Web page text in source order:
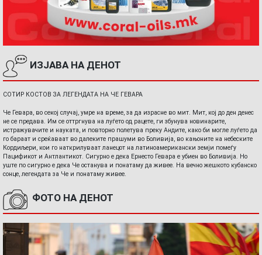
ИЗЈАВА НА ДЕНОТ
СОТИР КОСТОВ ЗА ЛЕГЕНДАТА НА ЧЕ ГЕВАРА
Че Гевара, во секој случај, умре на време, за да израсне во мит. Мит, кој до ден денес
не се предава. Им се оттргнува на луѓето од рацете, ги збунува новинарите,
истражувачите и науката, и повторно полетува преку Андите, како би могле луѓето да
го бараат и среќаваат во далеките прашуми во Боливија, во кањоните на небеските
Кордиљери, кои го наткрилуваат ланецот на латиноамерикански земји помеѓу
Пацификот и Антлантикот. Сигурно е дека Ернесто Гевара е убиен во Боливија. Но
уште по сигурно е дека Че останува и понатаму да живее. На вечно жешкото кубанско
сонце, легендата за Че и понатаму живее.
ФОТО НА ДЕНОТ